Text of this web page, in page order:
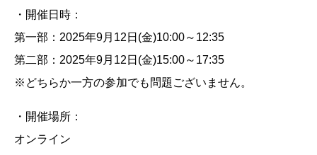
・開催日時：
第一部：2025年9月12日(金)10:00～12:35
第二部：2025年9月12日(金)15:00～17:35
※どちらか一方の参加でも問題ございません。
・開催場所：
オンライン